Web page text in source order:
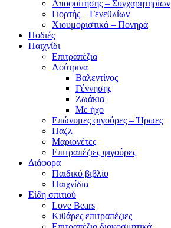
Αποφοίτησης – Συγχαρητηρίων
Γιορτής – Γενεθλίων
Χιουμοριστικά – Πονηρά
Ποδιές
Παιχνίδι
Επιτραπέζια
Λούτρινα
Βαλεντίνος
Γέννησης
Ζωάκια
Με ήχο
Επώνυμες φιγούρες – Ήρωες
Παζλ
Μαριονέτες
Επιτραπέζιες φιγούρες
Διάφορα
Παιδικό βιβλίο
Παιχνίδια
Είδη σπιτιού
Love Bears
Κιθάρες επιτραπέζιες